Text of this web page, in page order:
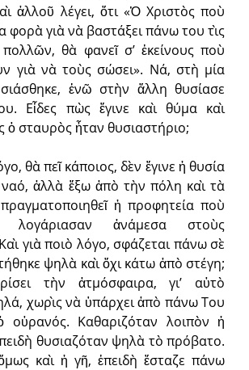
ἀλλοῦ λέγει, ὅτι «Ὁ Χριστὸς ποὺ
φορὰ γιὰ νὰ βαστάξει πάνω του τὶς
θὰ φανεῖ σ’ ἐκείνους ποὺ
γιὰ νὰ τοὺς σώσει». Νά, στὴ μία
ἐνῶ στὴν ἄλλη θυσίασε
Εἶδες πὼς ἔγινε καὶ θύμα καὶ
ὁ σταυρὸς ἦταν θυσιαστήριο;
θὰ πεῖ κάποιος, δὲν ἔγινε ἡ θυσία
ἀλλὰ ἔξω ἀπὸ τὴν πόλη καὶ τὰ
ἡ προφητεία ποὺ
λογάριασαν ἀνάμεσα στοὺς
γιὰ ποιὸ λόγο, σφάζεται πάνω σὲ
ψηλὰ καὶ ὄχι κάτω ἀπὸ στέγη;
τὴν ἀτμόσφαιρα, γι’ αὐτὸ
χωρὶς νὰ ὑπάρχει ἀπὸ πάνω Του
οὐρανός. Καθαριζόταν λοιπὸν ἡ
θυσιαζόταν ψηλὰ τὸ πρόβατο.
καὶ ἡ γῆ, ἐπειδὴ ἔσταζε πάνω